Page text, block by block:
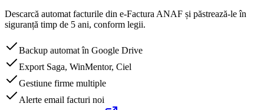
Descarcă automat facturile din e-Factura ANAF și păstrează-le în
siguranță timp de 5 ani, conform legii.
Backup automat în Google Drive
Export Saga, WinMentor, Ciel
Gestiune firme multiple
Alerte email facturi noi